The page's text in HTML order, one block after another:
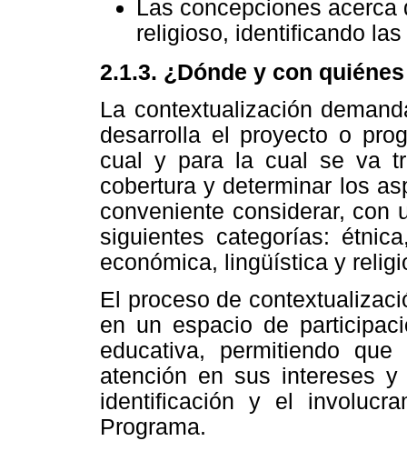
Las concepciones
religioso, identificando
2.1.3. ¿Dónde y con
La contextualización
desarrolla el proyecto o
cual y para la cual se va
cobertura y determinar los
conveniente considerar, con
siguientes categorías:
económica, lingüística y
El proceso de
en un espacio de
educativa, permitiendo
atención en sus intereses y
identificación y el
Programa.